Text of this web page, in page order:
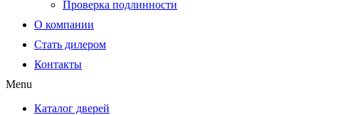
Проверка подлинности
О компании
Стать дилером
Контакты
Menu
Каталог дверей